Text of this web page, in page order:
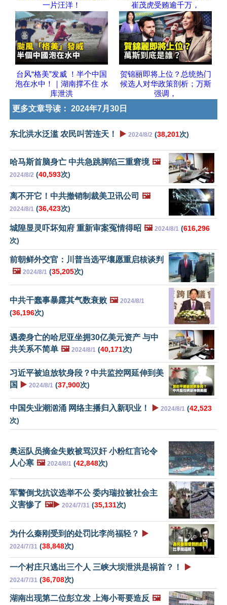
一片汪洋！
崔茂虎受贿逾千万，
台风“格美”发威 ！半个中国
泡在水中！｜湖南撑不住 水
库泄洪
贺锦丽即将上位？总统热门
候选人对华政策剖析；万斯
强调，
更多文章导读： 2024年7月30日
东北洪水泛滥 农民叫苦连天！ ▶️ 2024/8/2 (38,201次)
哈马斯首脑身亡 中共急跳脚陷三重窘境 🖼️
2024/8/2 (40,593次)
离不开它！中共撤销制裁美卫讯公司 🖼️
2024/8/1 (36,423次)
城隍显灵吓坏知府 重新审案冤情得昭 🖼️ 2024/8/1 (616,296
次)
前朝鲜外交官：川普当选平壤愿重启核谈判
🖼️ 2024/8/1 (35,205次)
中共干蠢事暴露其气数衰败 🖼️ 2024/8/1
(36,196次)
遇袭身亡的哈尼亚坐拥30亿美元资产 与中
共关系不简单 🖼️ 2024/8/1 (40,171次)
习近平被迫放软身段？中共监控网延伸到美
国 ▶️ 2024/8/1 (37,900次)
中国失业潮汹涌 网络主播归入新职业！ ▶️ 2024/8/1 (42,523
次)
奥运队员摘金失败被骂汉奸 小粉红言论令
人心寒 🖼️ 2024/8/1 (42,848次)
军警倒戈抗议选举不公 委内瑞拉被社会主
义害惨了 🖼️▶️ 2024/7/31 (35,131次)
为什么秦刚受到的处罚比李尚福轻？ ▶️
2024/7/31 (38,848次)
一个村庄只逃出三个人 三峡大坝泄洪是祸首？！ ▶️
2024/7/31 (36,708次)
湖南出现第二位彭立发 上海小哥要造反 🖼️